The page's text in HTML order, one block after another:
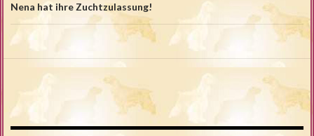
Nena hat ihre Zuchtzulassung!